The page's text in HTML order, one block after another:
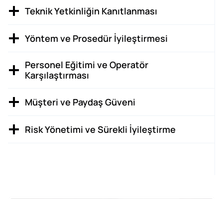
Teknik Yetkinliğin Kanıtlanması
Yöntem ve Prosedür İyileştirmesi
Personel Eğitimi ve Operatör
Karşılaştırması
Müşteri ve Paydaş Güveni
Risk Yönetimi ve Sürekli İyileştirme